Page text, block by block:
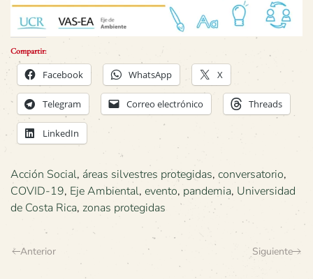
Compartir:
Facebook WhatsApp X
Telegram Correo electrónico Threads
LinkedIn
Acción Social, áreas silvestres protegidas, conversatorio,
COVID-19, Eje Ambiental, evento, pandemia, Universidad
de Costa Rica, zonas protegidas
Anterior Siguiente